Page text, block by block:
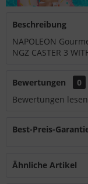
Beschreibung
NAPOLEON
NGZ CASTER 3
Bewertungen
0
Bewertungen
Best-Preis-
Ähnliche Artikel